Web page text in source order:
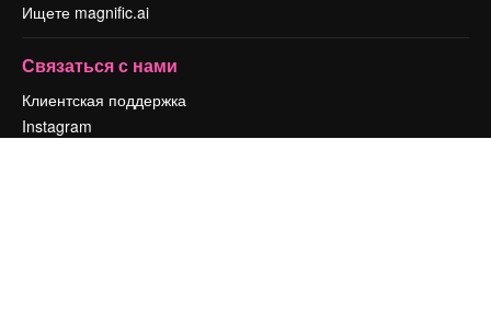
Ищете magnific.ai
Связаться с нами
Клиентская поддержка
Instagram